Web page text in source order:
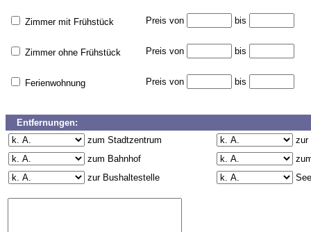
Zimmer mit Frühstück Preis von bis
Zimmer ohne Frühstück Preis von bis
Ferienwohnung Preis von bis
Entfernungen:
zum Stadtzentrum
zur
zum Bahnhof
zur Bushaltestelle
See